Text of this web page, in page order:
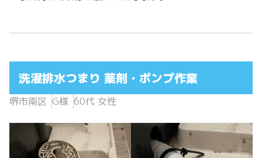
洗濯排水つまり 薬剤・ポンプ作業
堺市南区 G様 60代 女性